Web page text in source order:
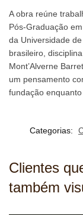
A obra reúne
Pós-Graduação
da Universidade
brasileiro,
Mont’Alverne
um pensamento
fundação
Categorias:
Clientes
também